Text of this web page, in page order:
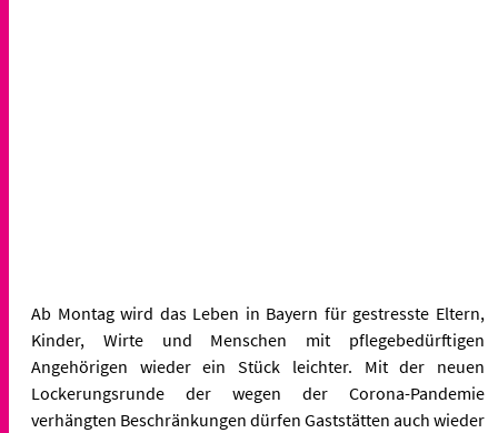
Ab Montag wird das Leben in Bayern für gestresste Eltern,
Kinder, Wirte und Menschen mit pflegebedürftigen
Angehörigen wieder ein Stück leichter. Mit der neuen
Lockerungsrunde der wegen der Corona-Pandemie
verhängten Beschränkungen dürfen Gaststätten auch wieder